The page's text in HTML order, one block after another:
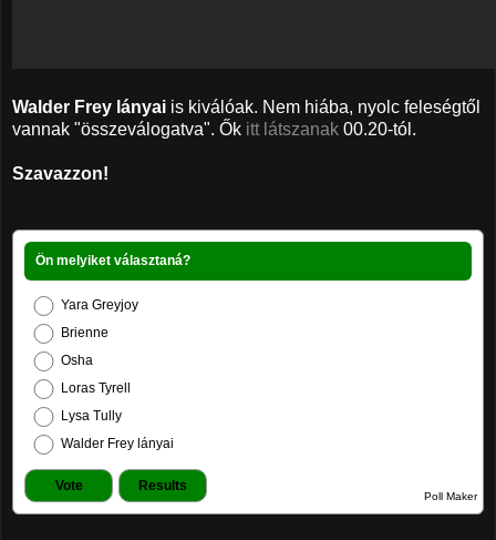
Walder Frey lányai is kiválóak. Nem hiába, nyolc feleségtől
vannak "összeválogatva". Ők itt látszanak 00.20-tól.
Szavazzon!
Ön melyiket választaná?
Yara Greyjoy
Brienne
Osha
Loras Tyrell
Lysa Tully
Walder Frey lányai
Poll Maker